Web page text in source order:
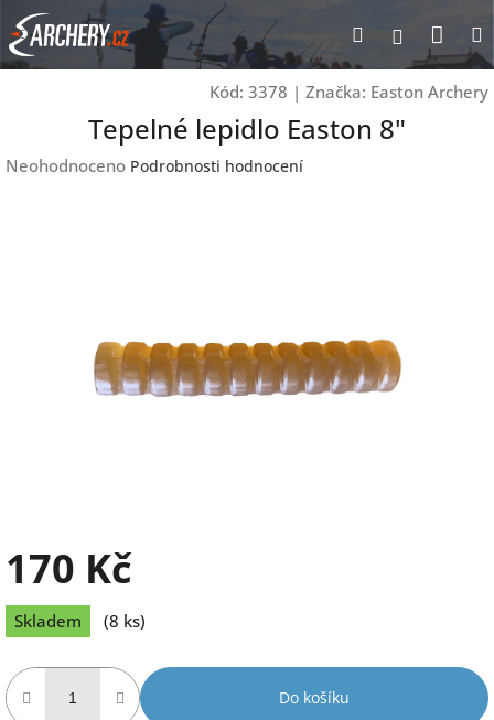
Přejít
na
obsah
Hledat
Kód: 3378 | Značka: Easton Archery
Tepelné lepidlo Easton 8"
Průměrné
Neohodnoceno Podrobnosti hodnocení
170 Kč
Měrná
cena:
Skladem (8 ks)
Do košíku